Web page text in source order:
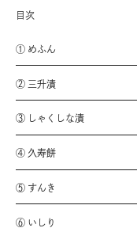
目次
① めふん
② 三升漬
③ しゃくしな漬
④ 久寿餅
⑤ すんき
⑥ いしり